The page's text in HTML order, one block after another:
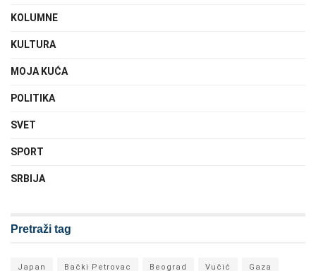
KOLUMNE
KULTURA
MOJA KUĆA
POLITIKA
SVET
SPORT
SRBIJA
Pretraži tag
Japan Bački Petrovac Beograd Vučić Gaza